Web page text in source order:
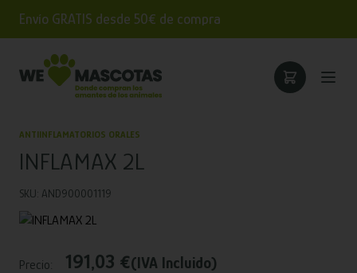
Envío GRATIS desde 50€ de compra
ANTIINFLAMATORIOS ORALES
INFLAMAX 2L
SKU: AND900001119
Precio: 191,03 €(IVA Incluido)